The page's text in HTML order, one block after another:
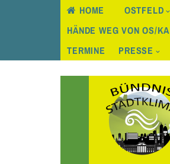
HOME OSTFELD
HÄNDE WEG VON OS/KA
TERMINE
PRESSE